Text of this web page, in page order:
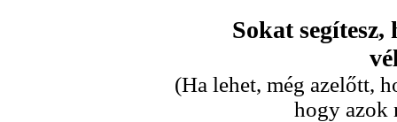
Sokat
(Ha lehet, még azelőtt,
hogy azok